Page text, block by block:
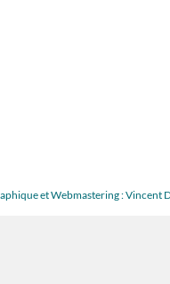
et Webmastering : Vincent